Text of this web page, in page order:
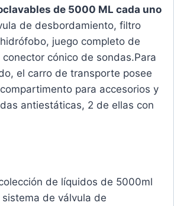
de 5000 ML cada uno
de desbordamiento, filtro
juego completo de
cónico de sondas.Para
el carro de transporte posee
para accesorios y
antiestáticas, 2 de ellas con
de líquidos de 5000ml
de válvula de